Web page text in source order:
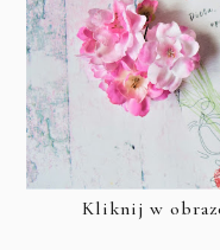
Kliknij w